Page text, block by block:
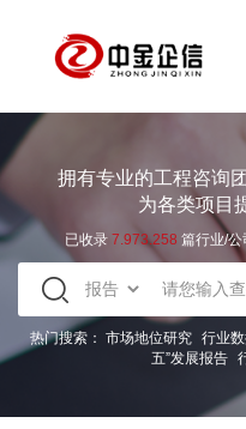
拥有专业的工程咨询
为各类项目
已收录 7.973.258 篇行业/
热门搜索： 市场地位研究 行业
五”发展报告